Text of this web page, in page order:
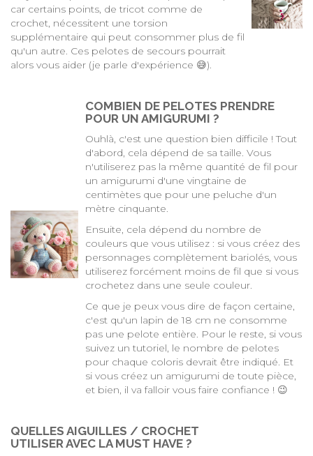
car certains points, de tricot comme de
crochet, nécessitent une torsion
supplémentaire qui peut consommer plus de fil
qu'un autre. Ces pelotes de secours pourrait
alors vous aider (je parle d'expérience 😅).
COMBIEN DE PELOTES PRENDRE
POUR UN AMIGURUMI ?
Ouhlà, c'est une question bien difficile ! Tout
d'abord, cela dépend de sa taille. Vous
n'utiliserez pas la même quantité de fil pour
un amigurumi d'une vingtaine de
centimètes que pour une peluche d'un
mètre cinquante.
Ensuite, cela dépend du nombre de
couleurs que vous utilisez : si vous créez des
personnages complètement bariolés, vous
utiliserez forcément moins de fil que si vous
crochetez dans une seule couleur.
Ce que je peux vous dire de façon certaine,
c'est qu'un lapin de 18 cm ne consomme
pas une pelote entière. Pour le reste, si vous
suivez un tutoriel, le nombre de pelotes
pour chaque coloris devrait être indiqué. Et
si vous créez un amigurumi de toute pièce,
et bien, il va falloir vous faire confiance ! 😉
QUELLES AIGUILLES / CROCHET
UTILISER AVEC LA MUST HAVE ?